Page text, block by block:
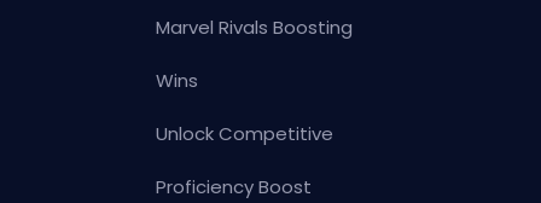
Marvel Rivals Boosting
Wins
Unlock Competitive
Proficiency Boost